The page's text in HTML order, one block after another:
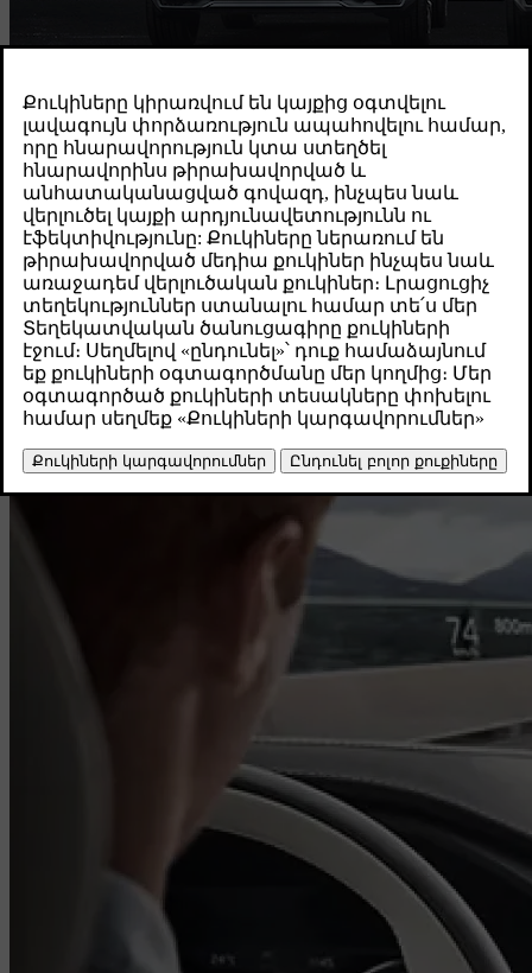
Ընդգծված թեմաներ
Ուսումնասիրեք գործառույթները, բացահայտեք
նոր հնարավորություններ և ծանոթացեք ձեր Volvo-
ին